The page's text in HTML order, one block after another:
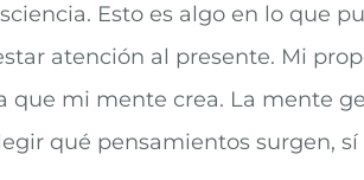
Esto es algo en lo que
atención al presente. Mi
que mi mente crea. La mente
qué pensamientos surgen,